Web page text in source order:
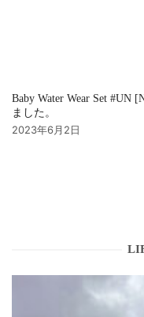
Baby Water Wear Set #UN
ました。
2023年6月2日